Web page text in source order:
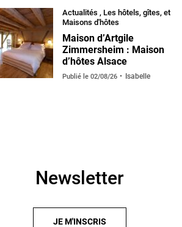
Actualités , Les hôtels, gîtes, et
Maisons d'hôtes
Maison d’Artgile
Zimmersheim : Maison
d’hôtes Alsace
Publié le 02/08/26 Isabelle
Newsletter
JE M'INSCRIS